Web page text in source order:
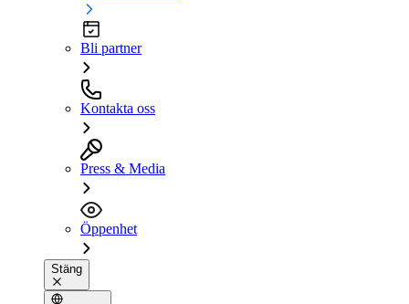
Bli partner
Kontakta oss
Press & Media
Öppenhet
Stäng